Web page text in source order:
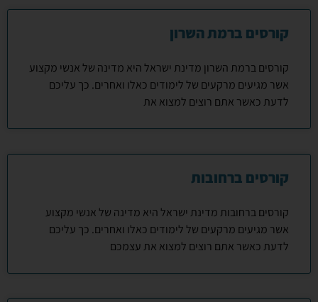
קורסים ברמת השרון
קורסים ברמת השרון מדינת ישראל היא מדינה של אנשי מקצוע
אשר מגיעים מרקעים של לימודים כאלו ואחרים. כך עליכם
לדעת כאשר אתם רוצים למצוא את
קורסים ברחובות
קורסים ברחובות מדינת ישראל היא מדינה של אנשי מקצוע
אשר מגיעים מרקעים של לימודים כאלו ואחרים. כך עליכם
לדעת כאשר אתם רוצים למצוא את עצמכם